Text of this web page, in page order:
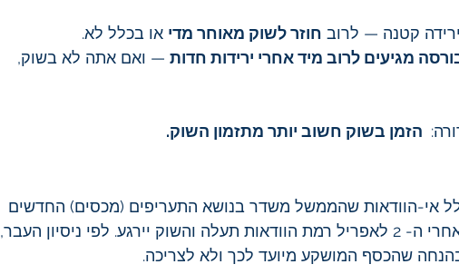
קטנה — לרוב חוזר לשוק מאוחר מדי או בכלל לא.
מגיעים לרוב מיד אחרי ירידות חדות — ואם אתה לא בשוק,
הזמן בשוק חשוב יותר מתזמון השוק.
אי-הוודאות שהממשל משדר בנושא התעריפים (מכסים) החדשים
שיוכרזו ב- 2 לאפריל. נקווה שאחרי ה- 2 לאפריל רמת הוודאות תעלה והשוק יירגע. לפי ניסיון העבר,
שהכסף המושקע מיועד לכך ולא לצריכה.